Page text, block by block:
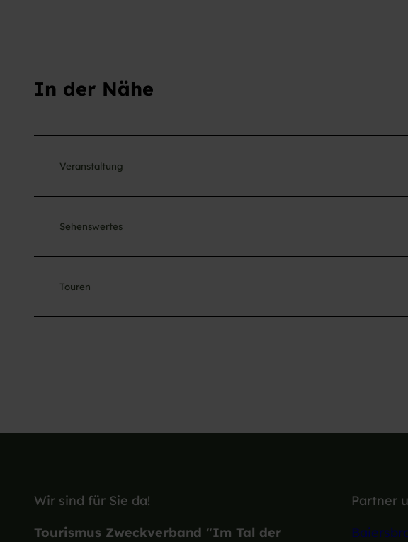
In der Nähe
Veranstaltung
Sehenswertes
Touren
Wir sind für Sie da!
Tourismus Zweckverband "Im Tal der
Partner